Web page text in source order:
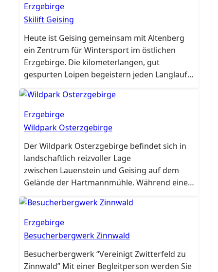
Erzgebirge
Skilift Geising
Heute ist Geising gemeinsam mit Altenberg
ein Zentrum für Wintersport im östlichen
Erzgebirge. Die kilometerlangen, gut
gespurten Loipen begeistern jeden Langlauf-
Fan. Leider ist der Skilift in Geising aktuell
nicht in Betrieb.
Erzgebirge
Wildpark Osterzgebirge
Der Wildpark Osterzgebirge befindet sich in
landschaftlich reizvoller Lage
zwischen Lauenstein und Geising auf dem
Gelände der Hartmannmühle. Während eines
Spazierganges durch die weitläufigen
Anlagen begegnen Ihnen Tiere unserer
Heimat, die gewöhnlich nicht so nah zu
beobachten sind. Nicht nur Ihre Kinder
werden begeistert sein.
Erzgebirge
Besucherbergwerk Zinnwald
Besucherbergwerk “Vereinigt Zwitterfeld zu
Zinnwald” Mit einer Begleitperson werden Sie